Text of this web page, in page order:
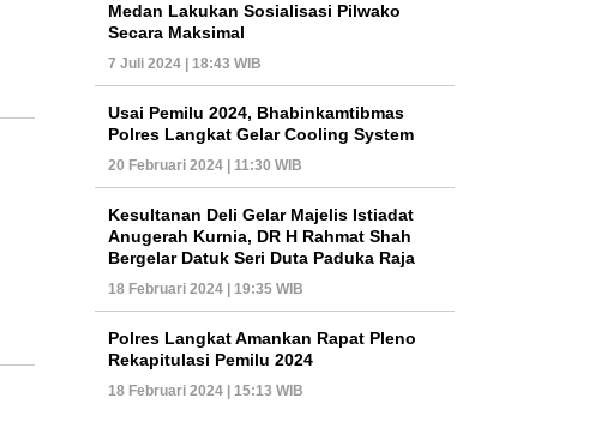
Medan Lakukan Sosialisasi Pilwako
Secara Maksimal
7 Juli 2024 | 18:43 WIB
Usai Pemilu 2024, Bhabinkamtibmas
Polres Langkat Gelar Cooling System
20 Februari 2024 | 11:30 WIB
Kesultanan Deli Gelar Majelis Istiadat
Anugerah Kurnia, DR H Rahmat Shah
Bergelar Datuk Seri Duta Paduka Raja
18 Februari 2024 | 19:35 WIB
Polres Langkat Amankan Rapat Pleno
Rekapitulasi Pemilu 2024
18 Februari 2024 | 15:13 WIB